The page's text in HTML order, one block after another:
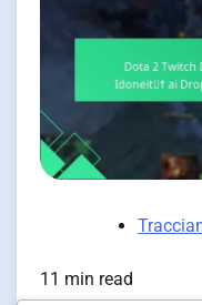
11 min read